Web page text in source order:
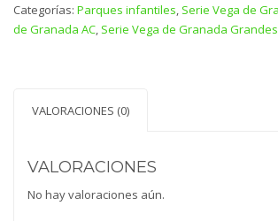
Categorías: Parques infantiles, Serie Vega de
de Granada AC, Serie Vega de Granada Grandes
VALORACIONES (0)
VALORACIONES
No hay valoraciones aún.